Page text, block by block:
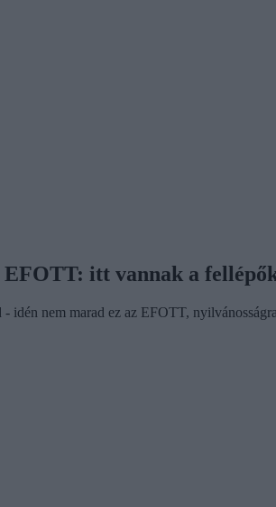
EFOTT: itt vannak a
idén nem marad ez az EFOTT,